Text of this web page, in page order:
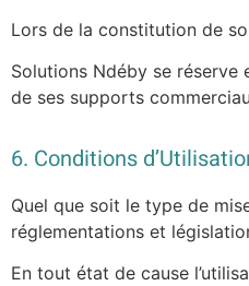
Lors de la constitution de
Solutions Ndéby se réserve
de ses supports
6. Conditions
Quel que soit le type de
réglementations et
En tout état de cause